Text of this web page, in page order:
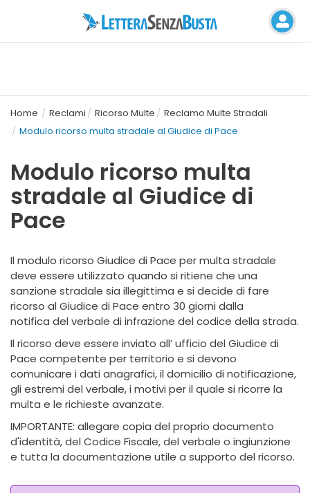
Home Reclami Ricorso Multe
Reclamo Multe Stradali
Modulo ricorso multa stradale al Giudice di Pace
Modulo ricorso multa
stradale al Giudice di
Pace
Il modulo ricorso Giudice di Pace per multa stradale
deve essere utilizzato quando si ritiene che una
sanzione stradale sia illegittima e si decide di fare
ricorso al Giudice di Pace entro 30 giorni dalla
notifica del verbale di infrazione del codice della strada.
Il ricorso deve essere inviato all’ ufficio del Giudice di
Pace competente per territorio e si devono
comunicare i dati anagrafici, il domicilio di notificazione,
gli estremi del verbale, i motivi per il quale si ricorre la
multa e le richieste avanzate.
IMPORTANTE: allegare copia del proprio documento
d'identità, del Codice Fiscale, del verbale o ingiunzione
e tutta la documentazione utile a supporto del ricorso.